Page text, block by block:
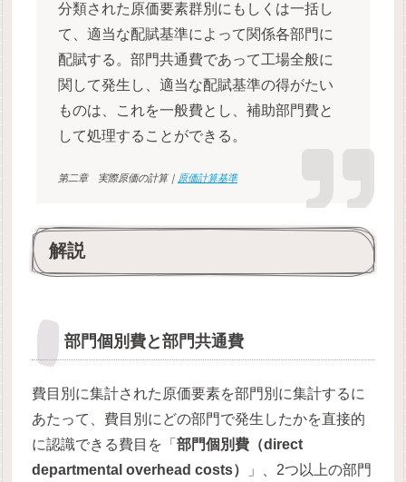
分類された原価要素群別にもしくは一括し
て、適当な配賦基準によって関係各部門に
配賦する。部門共通費であって工場全般に
関して発生し、適当な配賦基準の得がたい
ものは、これを一般費とし、補助部門費と
して処理することができる。
第二章 実際原価の計算｜ 原価計算基準
解説
部門個別費と部門共通費
費目別に集計された原価要素を部門別に集計するに
あたって、費目別にどの部門で発生したかを直接的
に認識できる費目を「部門個別費（direct
departmental overhead costs）
」、2つ以上の部門